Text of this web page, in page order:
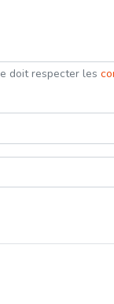
doit respecter les